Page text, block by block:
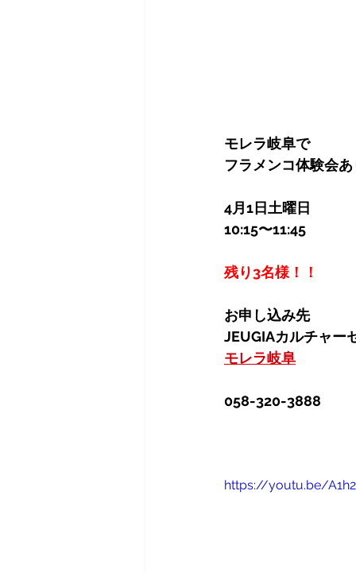
モレラ岐阜で
フラメンコ体験会あ
4月1日土曜日
10:15〜11:45
残り3名様！！
お申し込み先
JEUGIAカルチャー
モレラ岐阜
058-320-3888
https://youtu.be/